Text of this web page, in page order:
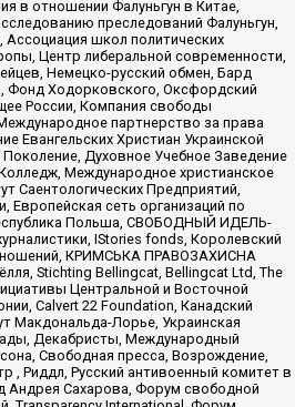
в отношении Фалуньгун в Китае,
преследований Фалуньгун,
школ политических
Центр либеральной современности,
Немецко-русский обмен, Бард
Фонд Ходорковского, Оксфордский
России, Компания свободы
партнерство за права
Евангельских Христиан Украинской
Духовное Учебное Заведение
Международное христианское
Саентологических Предприятий,
Европейская сеть организаций по
Польша, СВОБОДНЫЙ ИДЕЛЬ-
IStories fonds, Королевский
КРИМСЬКА ПРАВОЗАХИСНА
Stichting Bellingcat, Bellingcat Ltd, The
Центральной и Восточной
Calvert 22 Foundation, Канадский
Макдональда-Лорье, Украинская
Декабристы, Международный
Свободная пресса, Возрождение,
, Риддл, Русский антивоенный комитет в
Сахарова, Форум свободной